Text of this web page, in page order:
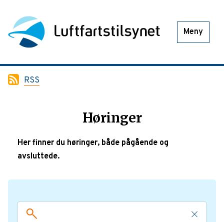
Meny
RSS
Høringer
Her finner du høringer, både pågående og
avsluttede.